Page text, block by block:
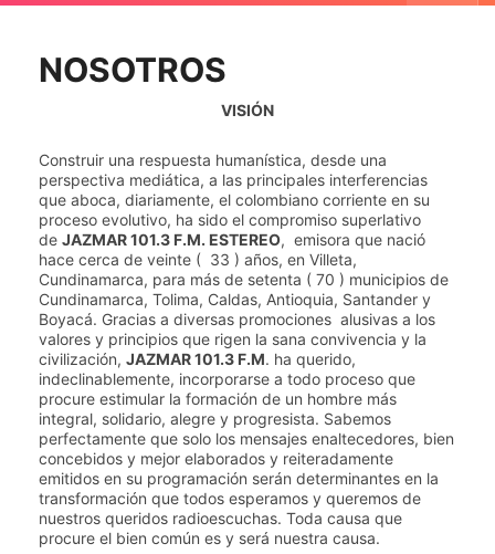
NOSOTROS
VISIÓN
Construir una respuesta humanística, desde una
perspectiva mediática, a las principales interferencias
que aboca, diariamente, el colombiano corriente en su
proceso evolutivo, ha sido el compromiso superlativo
de JAZMAR 101.3 F.M. ESTEREO, emisora que nació
hace cerca de veinte ( 33 ) años, en Villeta,
Cundinamarca, para más de setenta ( 70 ) municipios de
Cundinamarca, Tolima, Caldas, Antioquia, Santander y
Boyacá. Gracias a diversas promociones alusivas a los
valores y principios que rigen la sana convivencia y la
civilización, JAZMAR 101.3 F.M. ha querido,
indeclinablemente, incorporarse a todo proceso que
procure estimular la formación de un hombre más
integral, solidario, alegre y progresista. Sabemos
perfectamente que solo los mensajes enaltecedores, bien
concebidos y mejor elaborados y reiteradamente
emitidos en su programación serán determinantes en la
transformación que todos esperamos y queremos de
nuestros queridos radioescuchas. Toda causa que
procure el bien común es y será nuestra causa.